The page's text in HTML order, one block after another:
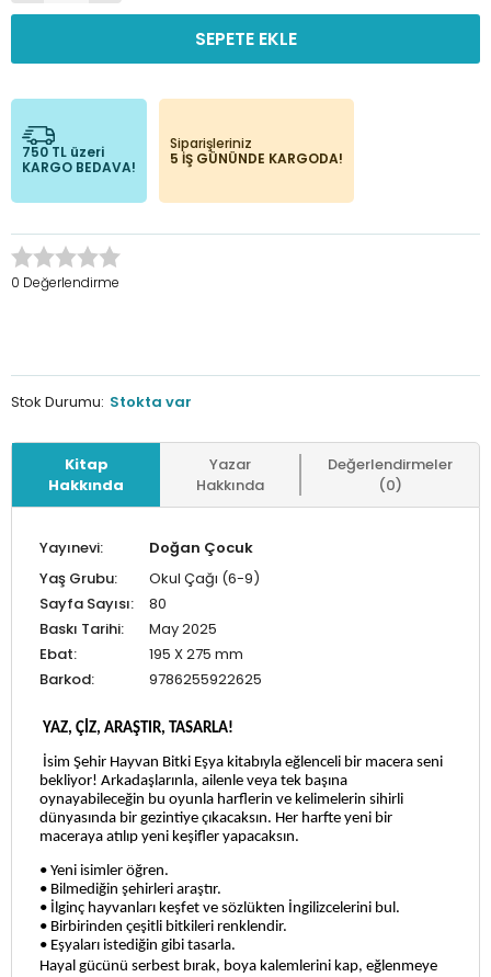
SEPETE EKLE
750 TL üzeri
KARGO BEDAVA!
Siparişleriniz
5 İŞ GÜNÜNDE KARGODA!
0 Değerlendirme
Stok Durumu: Stokta var
Kitap
Hakkında
Yazar
Hakkında
Değerlendirmeler
(0)
Yayınevi:
Doğan Çocuk
Yaş Grubu:
Okul Çağı (6-9)
Sayfa Sayısı:
80
Baskı Tarihi:
May 2025
Ebat:
195 X 275 mm
Barkod:
9786255922625
YAZ, ÇİZ, ARAŞTIR, TASARLA!
İsim Şehir Hayvan Bitki Eşya kitabıyla eğlenceli bir macera seni
bekliyor! Arkadaşlarınla, ailenle veya tek başına
oynayabileceğin bu oyunla harflerin ve kelimelerin sihirli
dünyasında bir gezintiye çıkacaksın. Her harfte yeni bir
maceraya atılıp yeni keşifler yapacaksın.
• Yeni isimler öğren.
• Bilmediğin şehirleri araştır.
• İlginç hayvanları keşfet ve sözlükten İngilizcelerini bul.
• Birbirinden çeşitli bitkileri renklendir.
• Eşyaları istediğin gibi tasarla.
Hayal gücünü serbest bırak, boya kalemlerini kap, eğlenmeye